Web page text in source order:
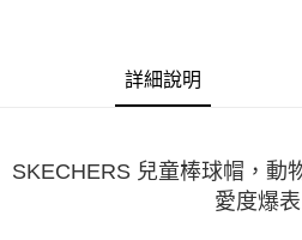
【注意事項】
1.本服務係由「台灣大哥大股份有限公司
用戶於交易時，得透過本服務購買商品或
詳細說明
SKECHERS 兒童棒球帽，動
愛度爆表